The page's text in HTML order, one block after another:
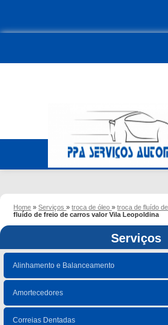
Home »Serviços»troca de óleo»troca de fluído
fluído de freio de carros valor Vila Leopoldina
Serviços
Alinhamento e Balanceamento
Amortecedores
Correias Dentadas